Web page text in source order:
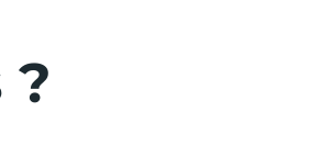
?